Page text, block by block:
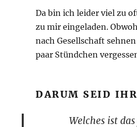
Da bin ich leider viel zu
zu mir eingeladen.
nach Gesellschaft
paar Stündchen
DARUM SEID
Welches ist